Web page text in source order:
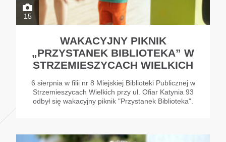
15
WAKACYJNY PIKNIK
„PRZYSTANEK BIBLIOTEKA” W
STRZEMIESZYCACH WIELKICH
6 sierpnia w filii nr 8 Miejskiej Biblioteki Publicznej w
Strzemieszycach Wielkich przy ul. Ofiar Katynia 93
odbył się wakacyjny piknik "Przystanek Biblioteka".